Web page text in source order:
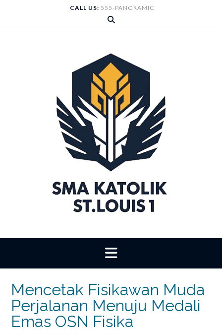
content
CALL US: 555-PANORAMIC
Mencetak Fisikawan Muda
Perjalanan Menuju Medali
Emas OSN Fisika